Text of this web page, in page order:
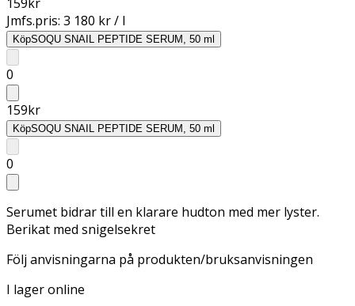
Jmfs.pris: 3 180 kr / l
KöpSOQU SNAIL PEPTIDE SERUM, 50 ml
0
159kr
KöpSOQU SNAIL PEPTIDE SERUM, 50 ml
0
Serumet bidrar till en klarare hudton med mer lyster.
Berikat med snigelsekret
Följ anvisningarna på produkten/bruksanvisningen
I lager online